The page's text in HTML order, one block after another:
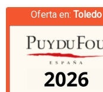
Oferta en: Toledo